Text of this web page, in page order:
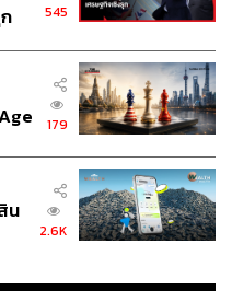
545
179
น
2.6K